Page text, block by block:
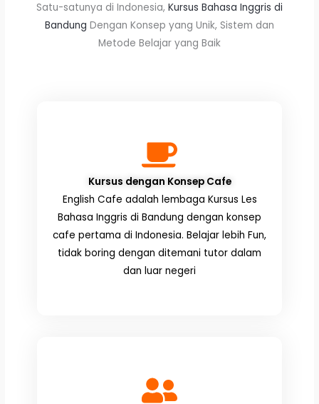
Satu-satunya di Indonesia, Kursus Bahasa Inggris di
Bandung Dengan Konsep yang Unik, Sistem dan
Metode Belajar yang Baik
Kursus dengan Konsep Cafe
English Cafe adalah lembaga Kursus Les
Bahasa Inggris di Bandung dengan konsep
cafe pertama di Indonesia. Belajar lebih Fun,
tidak boring dengan ditemani tutor dalam
dan luar negeri